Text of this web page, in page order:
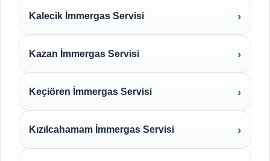
Kalecik İmmergas Servisi
Kazan İmmergas Servisi
Keçiören İmmergas Servisi
Kızılcahamam İmmergas Servisi